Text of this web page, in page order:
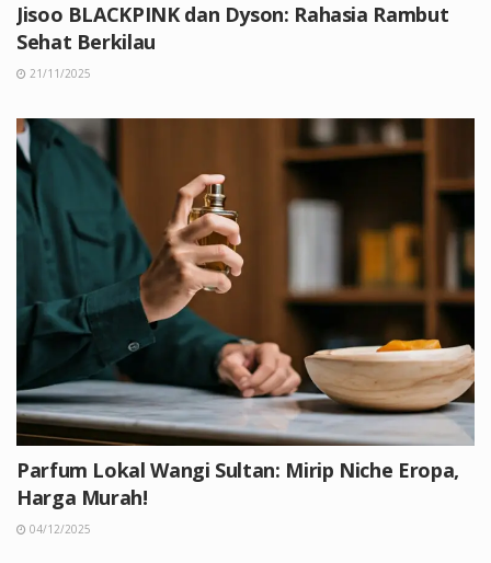
Jisoo BLACKPINK dan Dyson: Rahasia Rambut
Sehat Berkilau
21/11/2025
Parfum Lokal Wangi Sultan: Mirip Niche Eropa,
Harga Murah!
04/12/2025